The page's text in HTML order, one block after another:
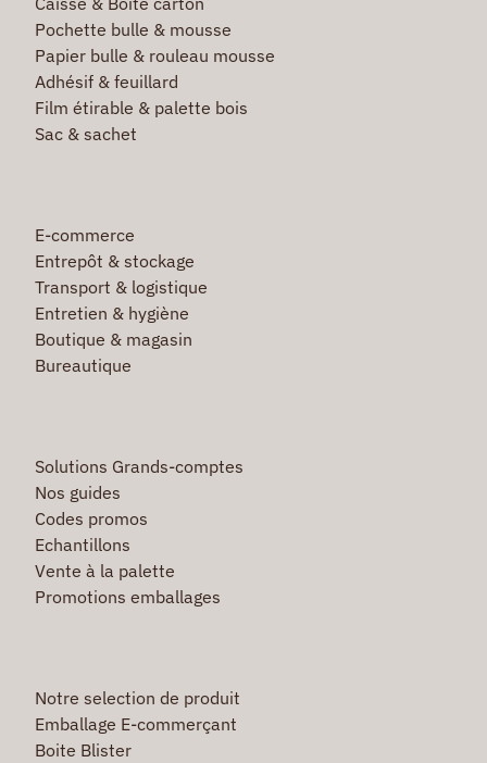
Pochette bulle & mousse
Papier bulle & rouleau mousse
Adhésif & feuillard
Film étirable & palette bois
Sac & sachet
E-commerce
Entrepôt & stockage
Transport & logistique
Entretien & hygiène
Boutique & magasin
Bureautique
Solutions Grands-comptes
Nos guides
Codes promos
Echantillons
Vente à la palette
Promotions emballages
Notre selection de produit
Emballage E-commerçant
Boite Blister